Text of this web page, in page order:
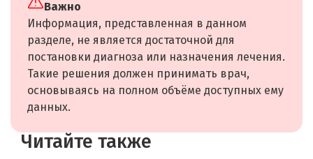
Важно
Информация, представленная в данном
разделе, не является достаточной для
постановки диагноза или назначения лечения.
Такие решения должен принимать врач,
основываясь на полном объёме доступных ему
данных.
Читайте также